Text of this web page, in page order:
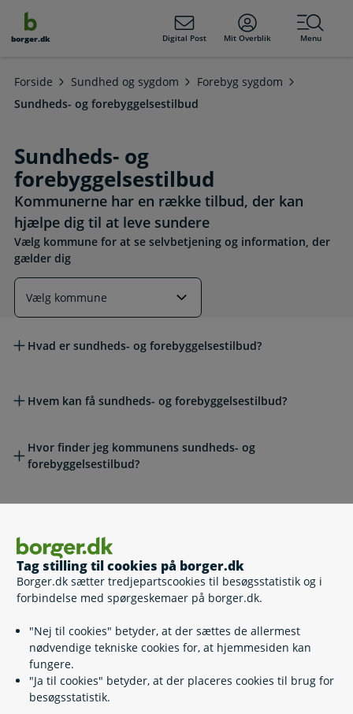
Tag stilling til cookies på borger.dk
Borger.dk sætter tredjepartscookies til besøgsstatistik og i
forbindelse med spørgeskemaer på borger.dk.
"Nej til cookies" betyder, at der sættes de allermest
nødvendige tekniske cookies for, at hjemmesiden kan
fungere.
"Ja til cookies" betyder, at der placeres cookies til brug for
besøgsstatistik.
borger.dk Digital Post Mit Overblik Menu
Forside Sundhed og sygdom
Forebyg sygdom
Sundheds- og forebyggelsestilbud
Sundheds- og
forebyggelsestilbud
Kommunerne har en række tilbud, der kan
hjælpe dig til at leve sundere
Vælg kommune for at se selvbetjening og information, der
gælder dig
Hvad er sundheds- og forebyggelsestilbud?
Hvem kan få sundheds- og forebyggelsestilbud?
Hvor finder jeg kommunens sundheds- og
forebyggelsestilbud?
Læs også
Relaterede emner
Tilbud til stressramte
Alkoholbehandling
Kostråd